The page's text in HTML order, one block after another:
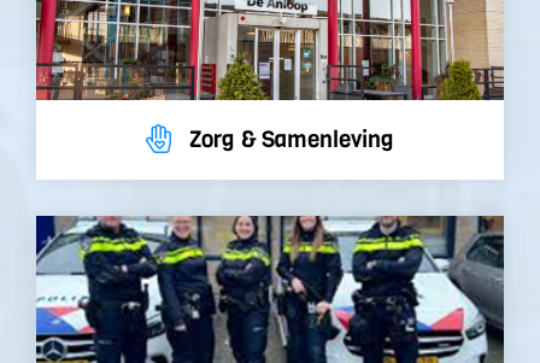
Zorg & Samenleving